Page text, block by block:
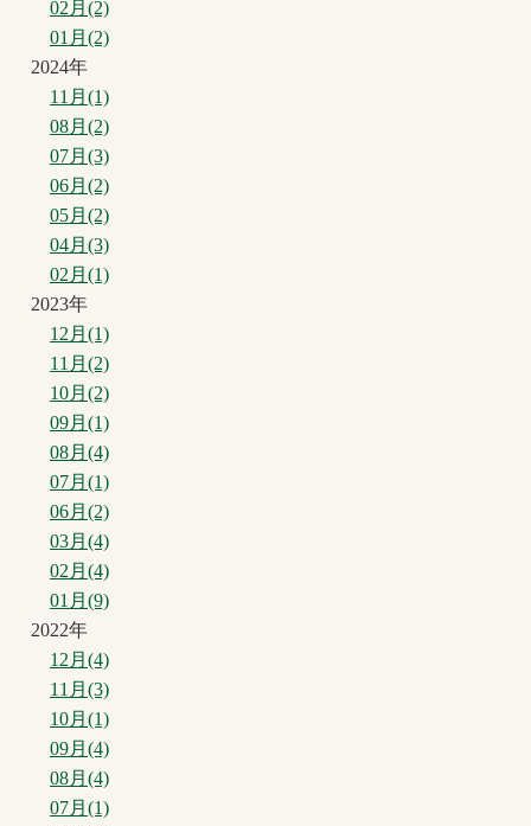
02月(2)
01月(2)
2024年
11月(1)
08月(2)
07月(3)
06月(2)
05月(2)
04月(3)
02月(1)
2023年
12月(1)
11月(2)
10月(2)
09月(1)
08月(4)
07月(1)
06月(2)
03月(4)
02月(4)
01月(9)
2022年
12月(4)
11月(3)
10月(1)
09月(4)
08月(4)
07月(1)